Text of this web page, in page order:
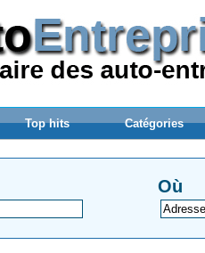
Top hits Catégories
Où